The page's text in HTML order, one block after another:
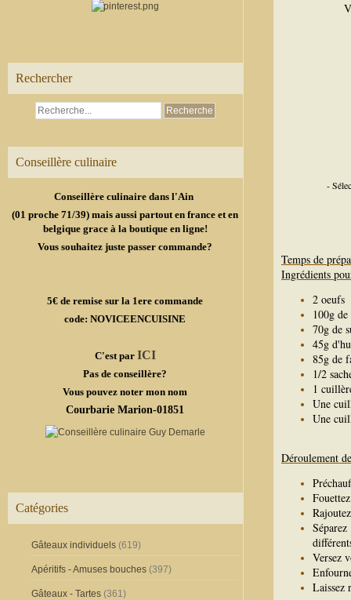
Rechercher
Conseillère culinaire
Conseillère culinaire dans l'Ain
(01 proche 71/39) mais aussi partout en france et en
belgique grace à la boutique en ligne!
Vous souhaitez juste passer commande?
5€ de remise sur la 1ere commande
code: NOVICEENCUISINE
C'est par ICI
Pas de conseillère?
Vous pouvez noter mon nom
Courbarie Marion-01851
Catégories
Gâteaux individuels (619)
Apéritifs - Amuses bouches (397)
Gâteaux - Tartes (361)
-
Temps de
Ingrédients
2 oeufs
100g
70g de
45g
85g de
1/2
1
Une
Une
Déroulement
Versez
Laissez